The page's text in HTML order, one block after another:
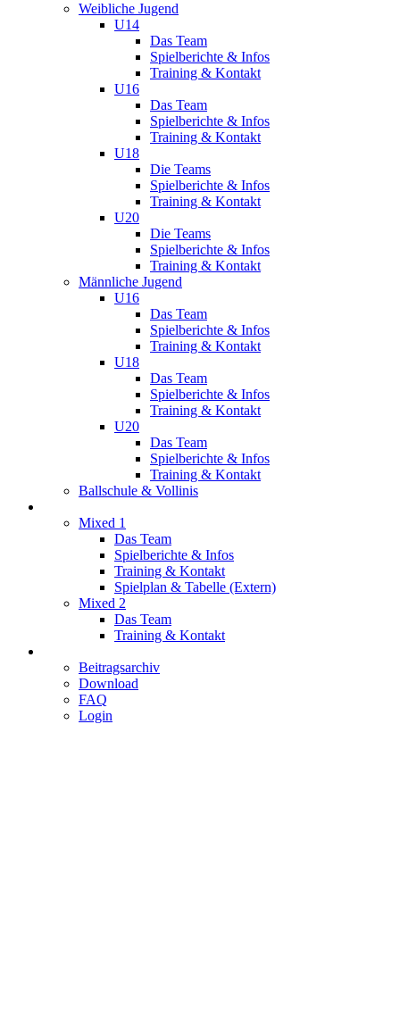
Weibliche Jugend
U14
Das Team
Spielberichte & Infos
Training & Kontakt
U16
Das Team
Spielberichte & Infos
Training & Kontakt
U18
Die Teams
Spielberichte & Infos
Training & Kontakt
U20
Die Teams
Spielberichte & Infos
Training & Kontakt
Männliche Jugend
U16
Das Team
Spielberichte & Infos
Training & Kontakt
U18
Das Team
Spielberichte & Infos
Training & Kontakt
U20
Das Team
Spielberichte & Infos
Training & Kontakt
Ballschule & Vollinis
Mixed 1
Das Team
Spielberichte & Infos
Training & Kontakt
Spielplan & Tabelle (Extern)
Mixed 2
Das Team
Training & Kontakt
Beitragsarchiv
Download
FAQ
Login